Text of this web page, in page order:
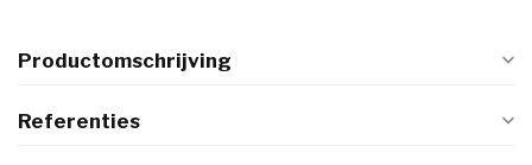
Productomschrijving
Referenties